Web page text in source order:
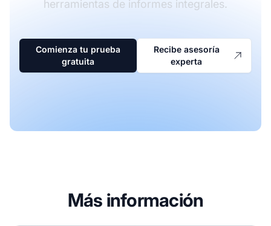
herramientas de informes integrales.
Comienza tu prueba
gratuita
Recibe asesoría
experta
Más información